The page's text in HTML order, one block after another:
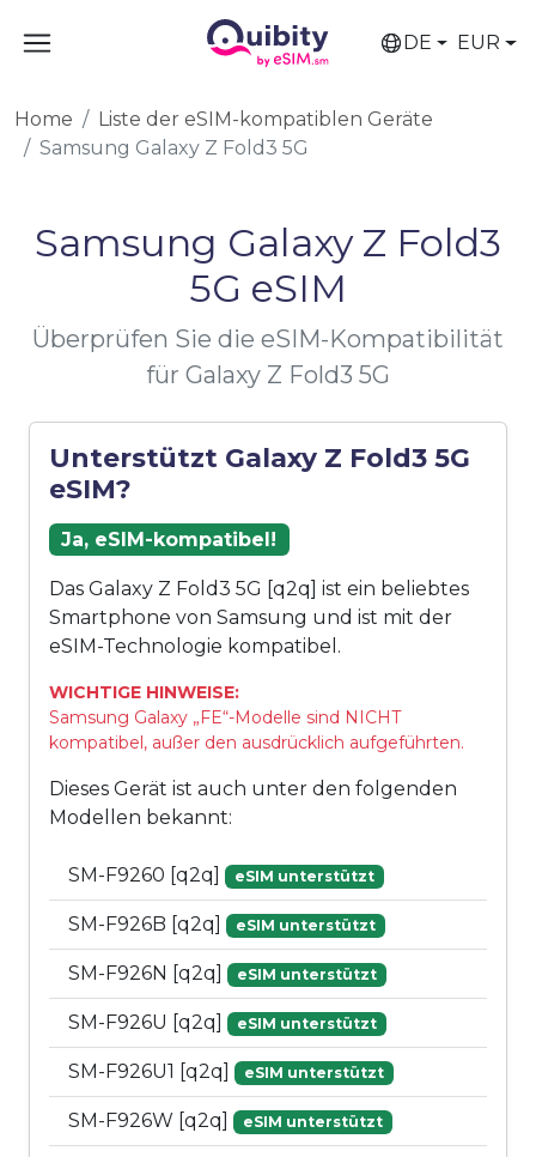
DE EUR
Home
Liste der eSIM-kompatiblen Geräte
Samsung Galaxy Z Fold3 5G
Samsung Galaxy Z Fold3
5G eSIM
Überprüfen Sie die eSIM-Kompatibilität
für Galaxy Z Fold3 5G
Unterstützt Galaxy Z Fold3 5G
eSIM?
Ja, eSIM-kompatibel!
Das Galaxy Z Fold3 5G [q2q] ist ein beliebtes
Smartphone von Samsung und ist mit der
eSIM-Technologie kompatibel.
WICHTIGE HINWEISE:
Samsung Galaxy „FE“-Modelle sind NICHT
kompatibel, außer den ausdrücklich aufgeführten.
Dieses Gerät ist auch unter den folgenden
Modellen bekannt:
SM-F9260 [q2q] eSIM unterstützt
SM-F926B [q2q] eSIM unterstützt
SM-F926N [q2q] eSIM unterstützt
SM-F926U [q2q] eSIM unterstützt
SM-F926U1 [q2q] eSIM unterstützt
SM-F926W [q2q] eSIM unterstützt